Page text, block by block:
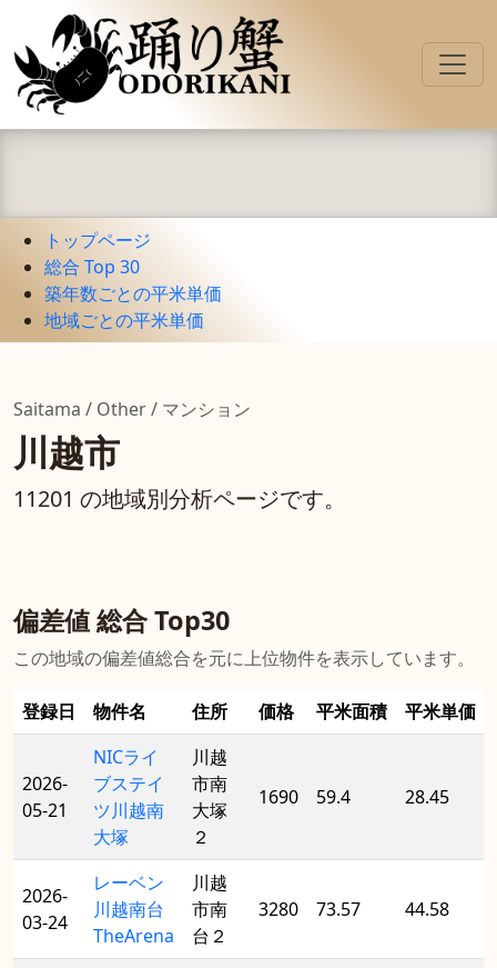
トップページ
総合 Top 30
築年数ごとの平米単価
地域ごとの平米単価
Saitama / Other / マンション
川越市
11201 の地域別分析ページです。
偏差値 総合 Top30
この地域の偏差値総合を元に上位物件を表示しています。
登録日 物件名 住所 価格 平米面積 平米単価
2026-
05-21
NICライ
ブステイ
ツ川越南
大塚
川越
市南
大塚
２
1690 59.4 28.45
2026-
03-24
レーベン
川越南台
TheArena
川越
市南
台２
3280 73.57 44.58